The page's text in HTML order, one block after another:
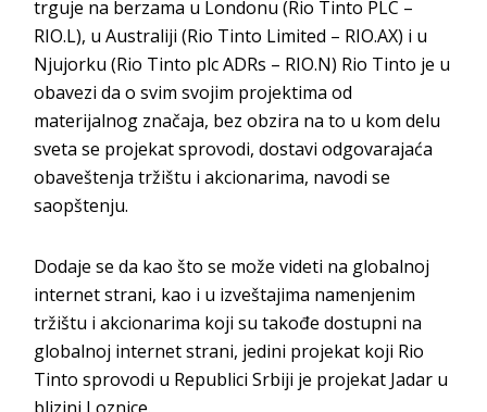
trguje na berzama u Londonu (Rio Tinto PLC –
RIO.L), u Australiji (Rio Tinto Limited – RIO.AX) i u
Njujorku (Rio Tinto plc ADRs – RIO.N) Rio Tinto je u
obavezi da o svim svojim projektima od
materijalnog značaja, bez obzira na to u kom delu
sveta se projekat sprovodi, dostavi odgovarajaća
obaveštenja tržištu i akcionarima, navodi se
saopštenju.
Dodaje se da kao što se može videti na globalnoj
internet strani, kao i u izveštajima namenjenim
tržištu i akcionarima koji su takođe dostupni na
globalnoj internet strani, jedini projekat koji Rio
Tinto sprovodi u Republici Srbiji je projekat Jadar u